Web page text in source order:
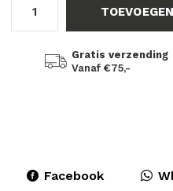
Gratis verzending
Vanaf €75,-
Facebook